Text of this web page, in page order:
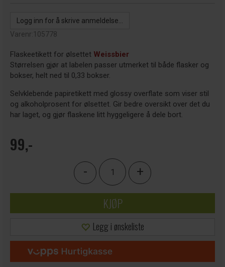
Logg inn for å skrive anmeldelse...
Varenr:105778
Flaskeetikett for ølsettet Weissbier
Størrelsen gjør at labelen passer utmerket til både flasker og
bokser, helt ned til 0,33 bokser.
Selvklebende papiretikett med glossy overflate som viser stil
og alkoholprosent for ølsettet. Gir bedre oversikt over det du
har laget, og gjør flaskene litt hyggeligere å dele bort.
99,-
- +
KJØP
Legg i ønskeliste